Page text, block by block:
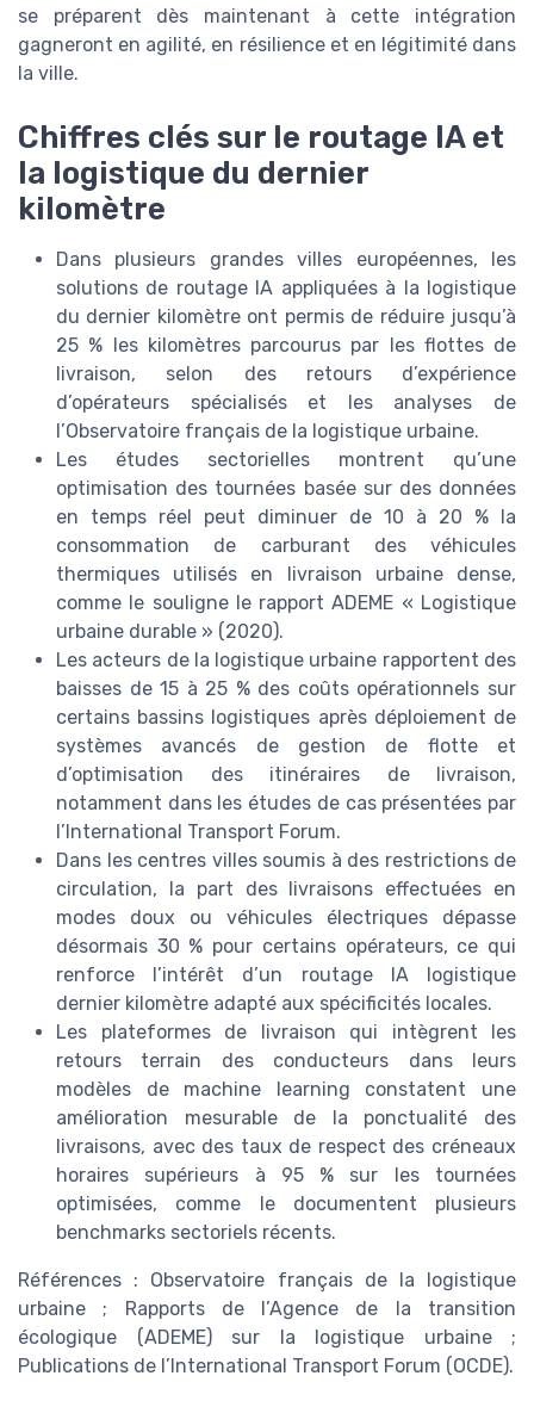
se préparent dès maintenant à cette intégration
gagneront en agilité, en résilience et en légitimité dans
la ville.
Chiffres clés sur le routage IA et
la logistique du dernier
kilomètre
Dans plusieurs grandes villes européennes, les
solutions de routage IA appliquées à la logistique
du dernier kilomètre ont permis de réduire jusqu’à
25 % les kilomètres parcourus par les flottes de
livraison, selon des retours d’expérience
d’opérateurs spécialisés et les analyses de
l’Observatoire français de la logistique urbaine.
Les études sectorielles montrent qu’une
optimisation des tournées basée sur des données
en temps réel peut diminuer de 10 à 20 % la
consommation de carburant des véhicules
thermiques utilisés en livraison urbaine dense,
comme le souligne le rapport ADEME « Logistique
urbaine durable » (2020).
Les acteurs de la logistique urbaine rapportent des
baisses de 15 à 25 % des coûts opérationnels sur
certains bassins logistiques après déploiement de
systèmes avancés de gestion de flotte et
d’optimisation des itinéraires de livraison,
notamment dans les études de cas présentées par
l’International Transport Forum.
Dans les centres villes soumis à des restrictions de
circulation, la part des livraisons effectuées en
modes doux ou véhicules électriques dépasse
désormais 30 % pour certains opérateurs, ce qui
renforce l’intérêt d’un routage IA logistique
dernier kilomètre adapté aux spécificités locales.
Les plateformes de livraison qui intègrent les
retours terrain des conducteurs dans leurs
modèles de machine learning constatent une
amélioration mesurable de la ponctualité des
livraisons, avec des taux de respect des créneaux
horaires supérieurs à 95 % sur les tournées
optimisées, comme le documentent plusieurs
benchmarks sectoriels récents.
Références : Observatoire français de la logistique
urbaine ; Rapports de l’Agence de la transition
écologique (ADEME) sur la logistique urbaine ;
Publications de l’International Transport Forum (OCDE).